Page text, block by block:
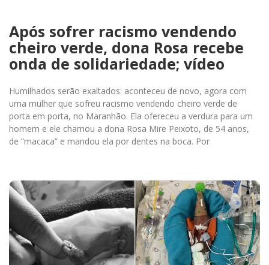
Após sofrer racismo vendendo
cheiro verde, dona Rosa recebe
onda de solidariedade; vídeo
Humilhados serão exaltados: aconteceu de novo, agora com
uma mulher que sofreu racismo vendendo cheiro verde de
porta em porta, no Maranhão. Ela ofereceu a verdura para um
homem e ele chamou a dona Rosa Mire Peixoto, de 54 anos,
de “macaca” e mandou ela por dentes na boca. Por